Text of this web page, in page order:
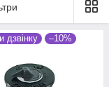
дзвінку –10%